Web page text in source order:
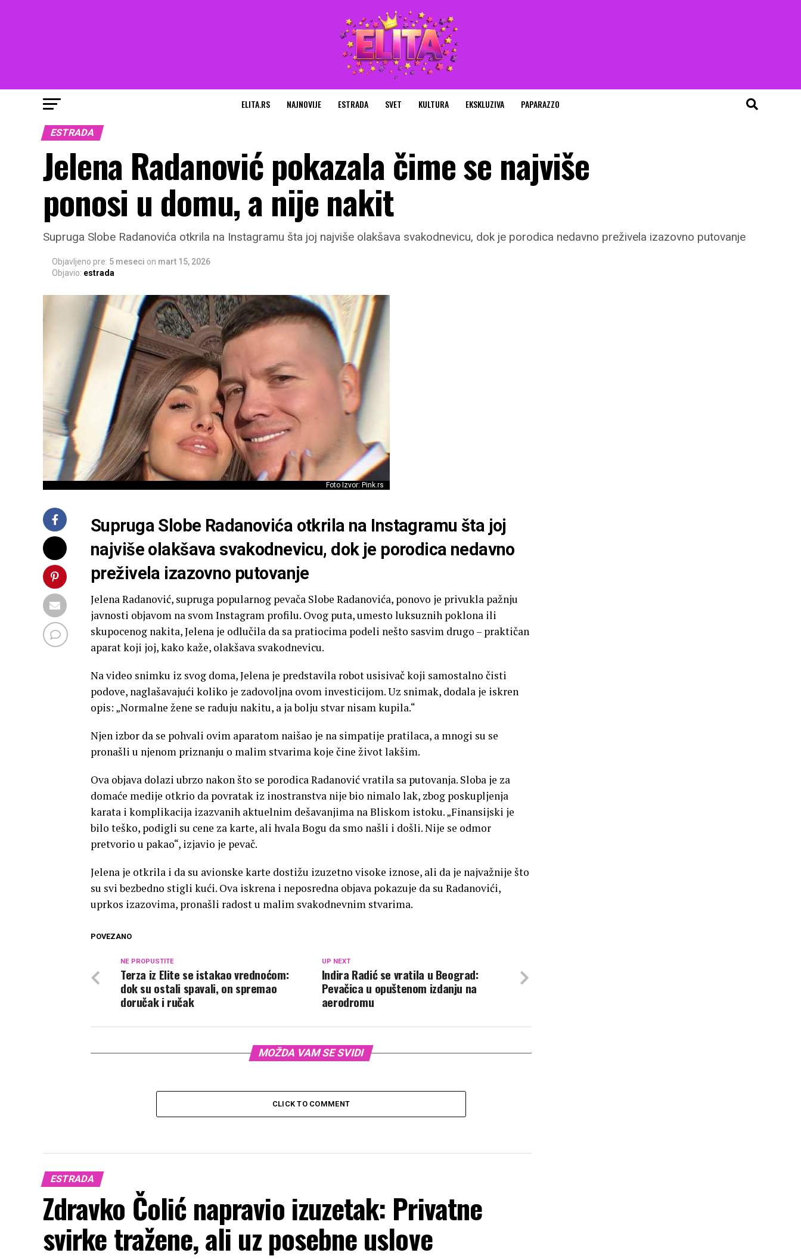
ELITA.RS NAJNOVIJE ESTRADA SVET KULTURA EKSKLUZIVA PAPARAZZO
ESTRADA
Jelena Radanović pokazala čime se najviše
ponosi u domu, a nije nakit
Supruga Slobe Radanovića otkrila na Instagramu šta joj najviše olakšava svakodnevicu, dok je porodica nedavno preživela izazovno putovanje
Objavljeno pre: 5 meseci on mart 15, 2026
Objavio: estrada
Foto Izvor: Pink.rs
Supruga Slobe Radanovića otkrila na Instagramu šta joj
najviše olakšava svakodnevicu, dok je porodica nedavno
preživela izazovno putovanje
Jelena Radanović, supruga popularnog pevača Slobe Radanovića, ponovo je privukla pažnju
javnosti objavom na svom Instagram profilu. Ovog puta, umesto luksuznih poklona ili
skupocenog nakita, Jelena je odlučila da sa pratiocima podeli nešto sasvim drugo – praktičan
aparat koji joj, kako kaže, olakšava svakodnevicu.
Na video snimku iz svog doma, Jelena je predstavila robot usisivač koji samostalno čisti
podove, naglašavajući koliko je zadovoljna ovom investicijom. Uz snimak, dodala je iskren
opis: „Normalne žene se raduju nakitu, a ja bolju stvar nisam kupila.“
Njen izbor da se pohvali ovim aparatom naišao je na simpatije pratilaca, a mnogi su se
pronašli u njenom priznanju o malim stvarima koje čine život lakšim.
Ova objava dolazi ubrzo nakon što se porodica Radanović vratila sa putovanja. Sloba je za
domaće medije otkrio da povratak iz inostranstva nije bio nimalo lak, zbog poskupljenja
karata i komplikacija izazvanih aktuelnim dešavanjima na Bliskom istoku. „Finansijski je
bilo teško, podigli su cene za karte, ali hvala Bogu da smo našli i došli. Nije se odmor
pretvorio u pakao“, izjavio je pevač.
Jelena je otkrila i da su avionske karte dostižu izuzetno visoke iznose, ali da je najvažnije što
su svi bezbedno stigli kući. Ova iskrena i neposredna objava pokazuje da su Radanovići,
uprkos izazovima, pronašli radost u malim svakodnevnim stvarima.
POVEZANO
UP NEXT
Indira Radić se vratila u Beograd:
Pevačica u opuštenom izdanju na
aerodromu
NE PROPUSTITE
Terza iz Elite se istakao vrednoćom:
dok su ostali spavali, on spremao
doručak i ručak
MOŽDA VAM SE SVIDI
CLICK TO COMMENT
ESTRADA
Zdravko Čolić napravio izuzetak: Privatne
svirke tražene, ali uz posebne uslove